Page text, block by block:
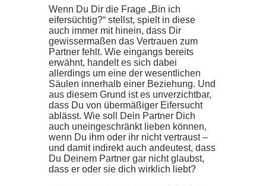
Wenn Du Dir die Frage „Bin ich
eifersüchtig?“ stellst, spielt in diese
auch immer mit hinein, dass Dir
gewissermaßen das Vertrauen zum
Partner fehlt. Wie eingangs bereits
erwähnt, handelt es sich dabei
allerdings um eine der wesentlichen
Säulen innerhalb einer Beziehung. Und
aus diesem Grund ist es unverzichtbar,
dass Du von übermäßiger Eifersucht
ablässt. Wie soll Dein Partner Dich
auch uneingeschränkt lieben können,
wenn Du ihm oder ihr nicht vertraust –
und damit indirekt auch andeutest, dass
Du Deinem Partner gar nicht glaubst,
dass er oder sie dich wirklich liebt?